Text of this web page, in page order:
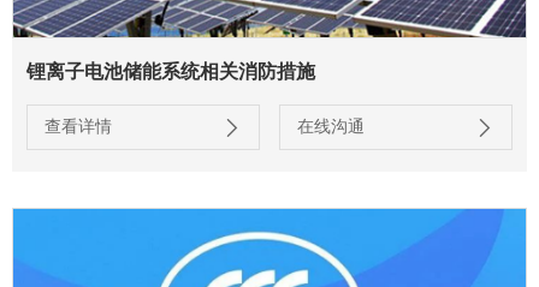
锂离子电池储能系统相关消防措施
查看详情 在线沟通